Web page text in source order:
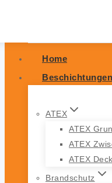
Home
Beschichtungen
ATEX
ATEX
ATEX
ATEX
Brandschutz